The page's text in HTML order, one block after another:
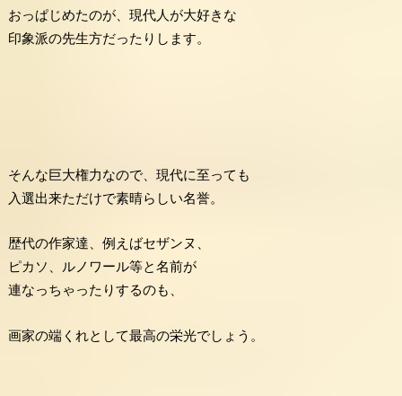
おっぱじめたのが、現代人が大好きな
印象派の先生方だったりします。
そんな巨大権力なので、現代に至っても
入選出来ただけで素晴らしい名誉。
歴代の作家達、例えばセザンヌ、
ピカソ、ルノワール等と名前が
連なっちゃったりするのも、
画家の端くれとして最高の栄光でしょう。